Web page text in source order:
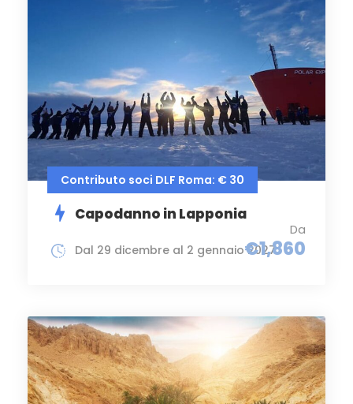
Contributo soci DLF Roma: € 30
Capodanno in Lapponia
Da
€1,860
Dal 29 dicembre al 2 gennaio 2027